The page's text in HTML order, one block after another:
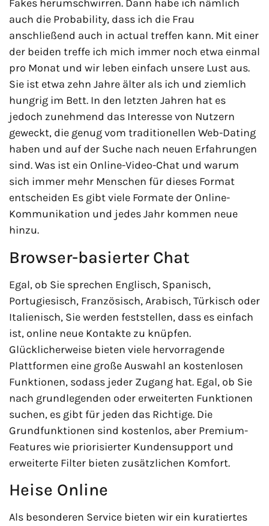
Fakes herumschwirren. Dann habe ich nämlich
auch die Probability, dass ich die Frau
anschließend auch in actual treffen kann. Mit einer
der beiden treffe ich mich immer noch etwa einmal
pro Monat und wir leben einfach unsere Lust aus.
Sie ist etwa zehn Jahre älter als ich und ziemlich
hungrig im Bett. In den letzten Jahren hat es
jedoch zunehmend das Interesse von Nutzern
geweckt, die genug vom traditionellen Web-Dating
haben und auf der Suche nach neuen Erfahrungen
sind. Was ist ein Online-Video-Chat und warum
sich immer mehr Menschen für dieses Format
entscheiden Es gibt viele Formate der Online-
Kommunikation und jedes Jahr kommen neue
hinzu.
Browser-basierter Chat
Egal, ob Sie sprechen Englisch, Spanisch,
Portugiesisch, Französisch, Arabisch, Türkisch oder
Italienisch, Sie werden feststellen, dass es einfach
ist, online neue Kontakte zu knüpfen.
Glücklicherweise bieten viele hervorragende
Plattformen eine große Auswahl an kostenlosen
Funktionen, sodass jeder Zugang hat. Egal, ob Sie
nach grundlegenden oder erweiterten Funktionen
suchen, es gibt für jeden das Richtige. Die
Grundfunktionen sind kostenlos, aber Premium-
Features wie priorisierter Kundensupport und
erweiterte Filter bieten zusätzlichen Komfort.
Heise Online
Als besonderen Service bieten wir ein kuratiertes